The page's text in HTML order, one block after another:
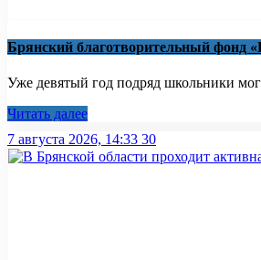
Брянский благотворительный фонд
Уже девятый год подряд школьники
Читать далее
7 августа 2026, 14:33 30